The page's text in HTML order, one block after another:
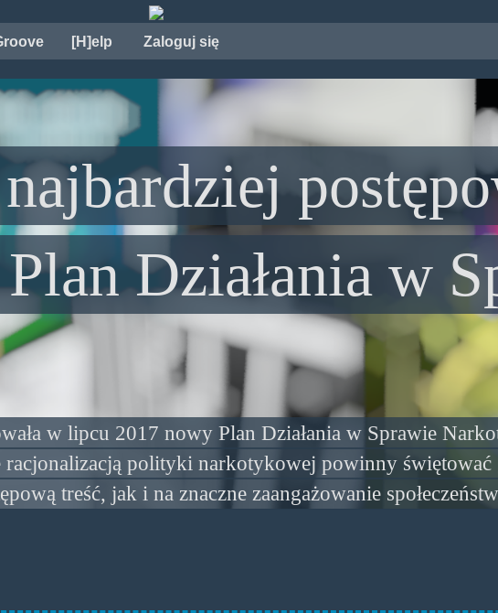
[H]elp Zaloguj się
Działania w
w lipcu 2017 nowy Plan Działania w Sprawie
polityki narkotykowej powinny świętować
treść, jak i na znaczne zaangażowanie